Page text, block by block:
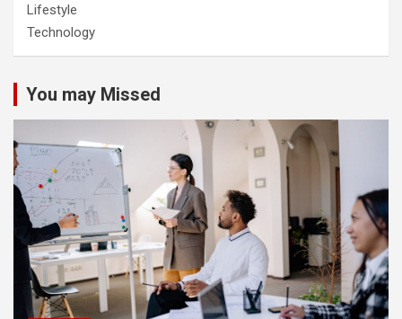
Lifestyle
Technology
You may Missed